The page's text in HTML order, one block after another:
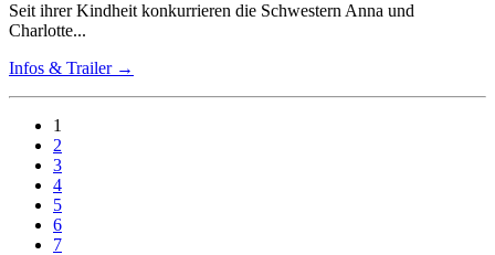
Seit ihrer Kindheit konkurrieren die Schwestern Anna und
Charlotte...
Infos & Trailer →
1
2
3
4
5
6
7